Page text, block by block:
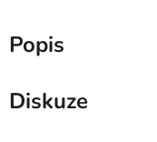
Popis
Diskuze